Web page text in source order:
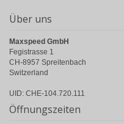
Über uns
Maxspeed GmbH
Fegistrasse 1
CH-8957 Spreitenbach
Switzerland
UID: CHE-104.720.111
Öffnungszeiten